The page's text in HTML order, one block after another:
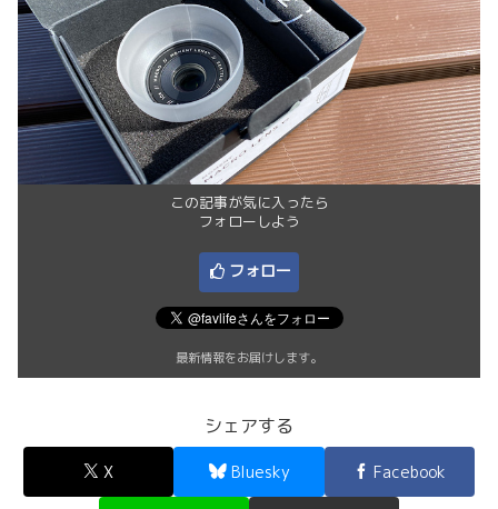
この記事が気に入ったら
フォローしよう
フォロー
最新情報をお届けします。
シェアする
X Bluesky Facebook